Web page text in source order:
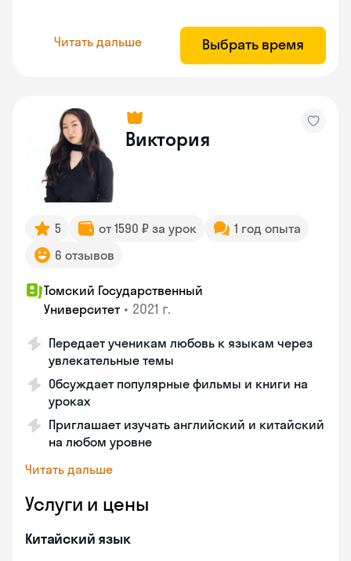
Читать дальше Выбрать время
Виктория
5 от 1590 ₽ за урок
1 год опыта
6 отзывов
Томский Государственный
Университет • 2021 г.
Передает ученикам любовь к языкам через
увлекательные темы
Обсуждает популярные фильмы и книги на
уроках
Приглашает изучать английский и китайский
на любом уровне
Читать дальше
Услуги и цены
Китайский язык